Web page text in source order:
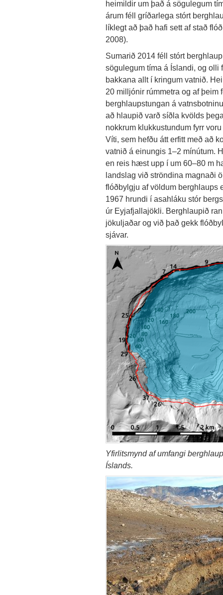
heimildir um það á sögulegum
árum féll gríðarlega stórt
líklegt að það hafi sett af stað
2008).
Sumarið 2014 féll stórt
sögulegum tíma á Íslandi, og
bakkana allt í kringum vatnið.
20 milljónir rúmmetra og af þeim
berghlaupstungan á
að hlaupið varð síðla kvölds
nokkrum klukkustundum fyrr
Víti, sem hefðu átt erfitt með að
vatnið á einungis 1–2 mínútum.
en reis hæst upp í um 60–80 m
landslag við ströndina magnaði
flóðbylgju af völdum berghlaups
1967 hrundi í asahláku stór
úr Eyjafjallajökli. Berghlaupið
jökuljaðar og við það gekk
sjávar.
Yfirlitsmynd af umfangi
Íslands.